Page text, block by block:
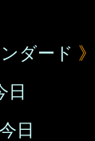
ダード 》
日
今日